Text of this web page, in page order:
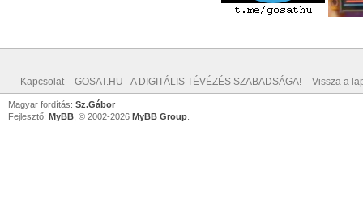
Kapcsolat GOSAT.HU - A DIGITÁLIS TÉVÉZÉS SZABADSÁGA! Vissza a
Magyar fordítás: Sz.Gábor
Fejlesztő: MyBB , © 2002-2026 MyBB Group